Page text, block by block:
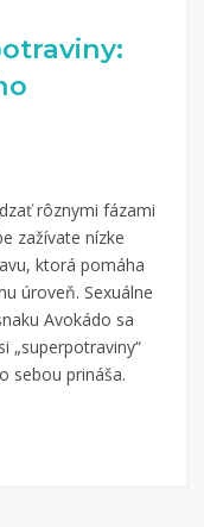
rôznymi fázami
zažívate nízke
ktorá pomáha
úroveň. Sexuálne
Avokádo sa
„superpotraviny“
sebou prináša.